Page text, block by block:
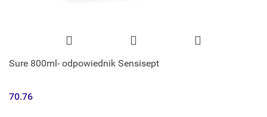
Sure 800ml- odpowiednik Sensisept
70.76